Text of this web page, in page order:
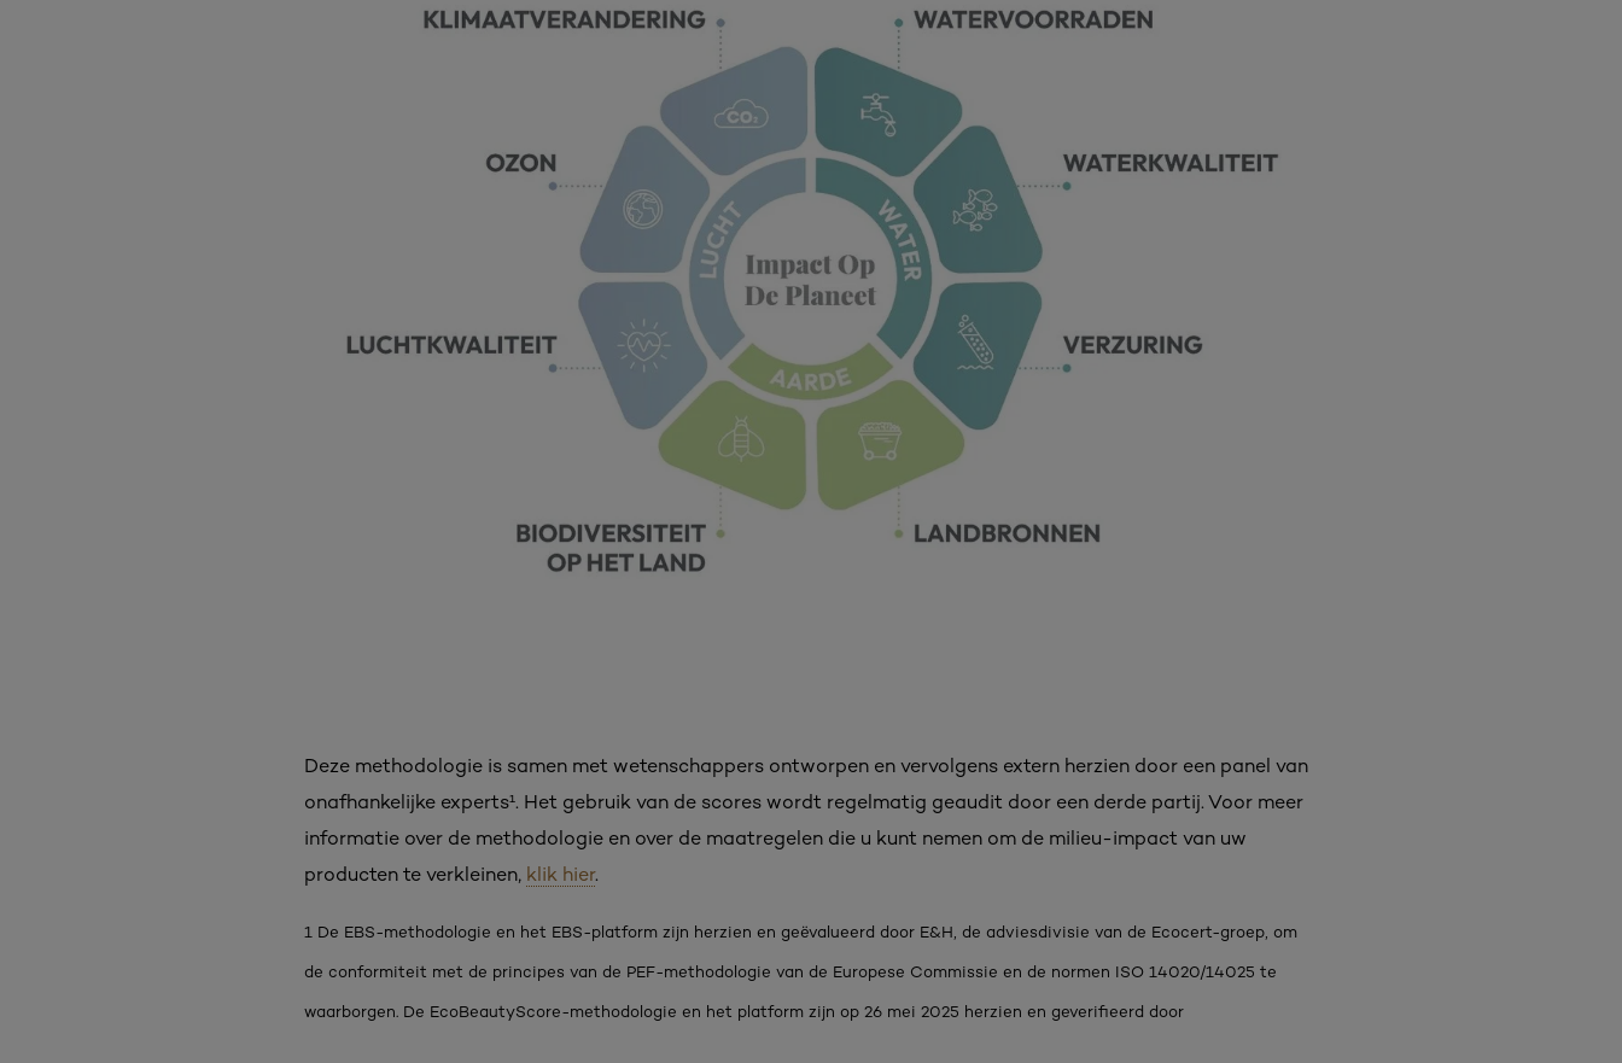
Deze methodologie is samen met wetenschappers ontworpen en vervolgens extern herzien door een panel van
onafhankelijke experts¹. Het gebruik van de scores wordt regelmatig geaudit door een derde partij. Voor meer
informatie over de methodologie en over de maatregelen die u kunt nemen om de milieu-impact van uw
producten te verkleinen, klik hier.
1 De EBS-methodologie en het EBS-platform zijn herzien en geëvalueerd door E&H, de adviesdivisie van de Ecocert-groep, om
de conformiteit met de principes van de PEF-methodologie van de Europese Commissie en de normen ISO 14020/14025 te
waarborgen. De EcoBeautyScore-methodologie en het platform zijn op 26 mei 2025 herzien en geverifieerd door